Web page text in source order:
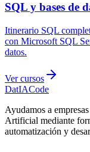
SQL y bases de
Itinerario SQL
con Microsoft SQL
datos.
Ver cursos
DatIACode
Ayudamos a
Artificial mediante
automatización y